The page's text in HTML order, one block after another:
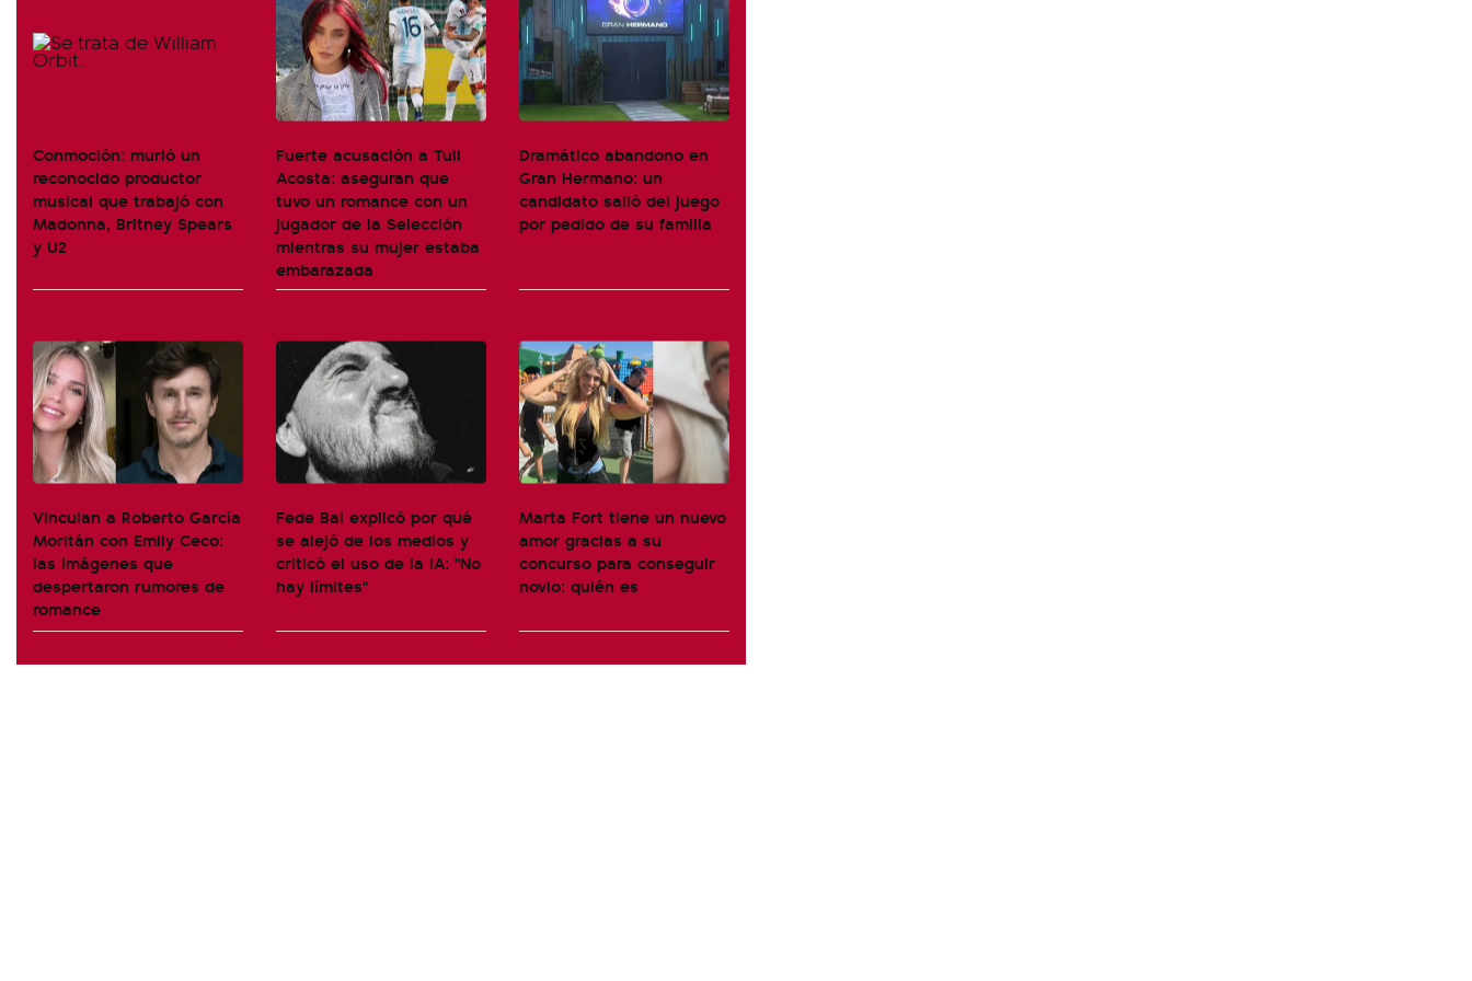
Conmoción: murió un
reconocido productor
musical que trabajó con
Madonna, Britney Spears
y U2
Fuerte acusación a Tuli
Acosta: aseguran que
tuvo un romance con un
jugador de la Selección
mientras su mujer estaba
embarazada
Dramático abandono en
Gran Hermano: un
candidato salió del juego
por pedido de su familia
Vinculan a Roberto García
Moritán con Emily Ceco:
las imágenes que
despertaron rumores de
romance
Fede Bal explicó por qué
se alejó de los medios y
criticó el uso de la IA: "No
hay límites"
Marta Fort tiene un nuevo
amor gracias a su
concurso para conseguir
novio: quién es